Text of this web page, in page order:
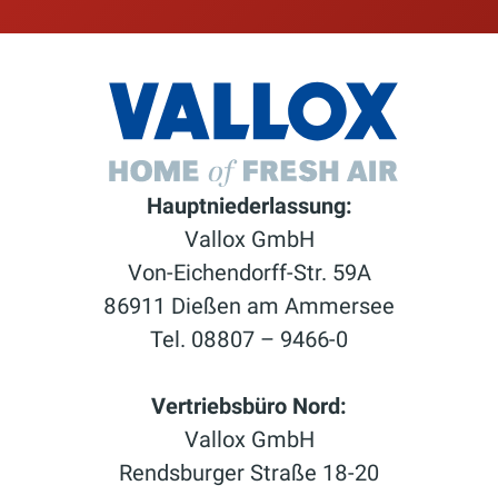
Hauptniederlassung:
Vallox GmbH
Von-Eichendorff-Str. 59A
86911 Dießen am Ammersee
Tel. 08807 – 9466-0
Vertriebsbüro Nord:
Vallox GmbH
Rendsburger Straße 18-20